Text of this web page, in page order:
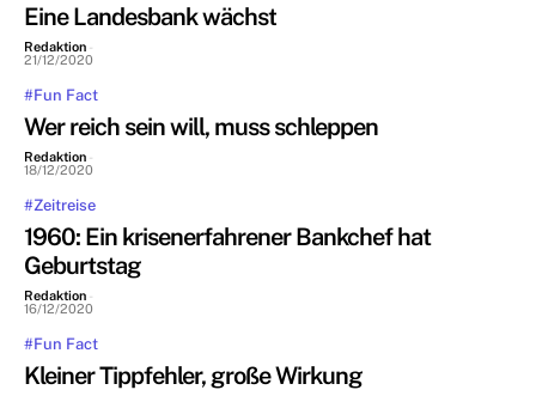
Eine Landesbank wächst
Redaktion -
21/12/2020
#Fun Fact
Wer reich sein will, muss schleppen
Redaktion -
18/12/2020
#Zeitreise
1960: Ein krisenerfahrener Bankchef hat
Geburtstag
Redaktion -
16/12/2020
#Fun Fact
Kleiner Tippfehler, große Wirkung